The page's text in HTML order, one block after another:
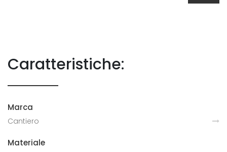
Caratteristiche:
Marca
Cantiero
Materiale